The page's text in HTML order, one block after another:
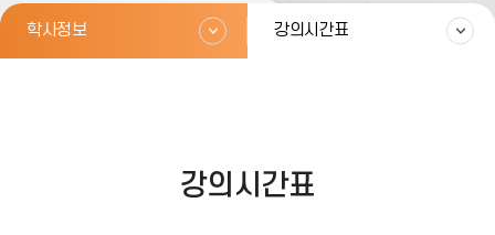
학사정보 강의시간표
강의시간표